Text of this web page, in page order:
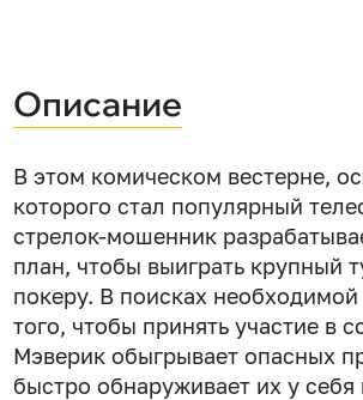
Описание
В этом комическом вестерне,
которого стал популярный
стрелок-мошенник
план, чтобы выиграть крупный
покеру. В поисках
того, чтобы принять участие в
Мэверик обыгрывает опасных
быстро обнаруживает их у себя